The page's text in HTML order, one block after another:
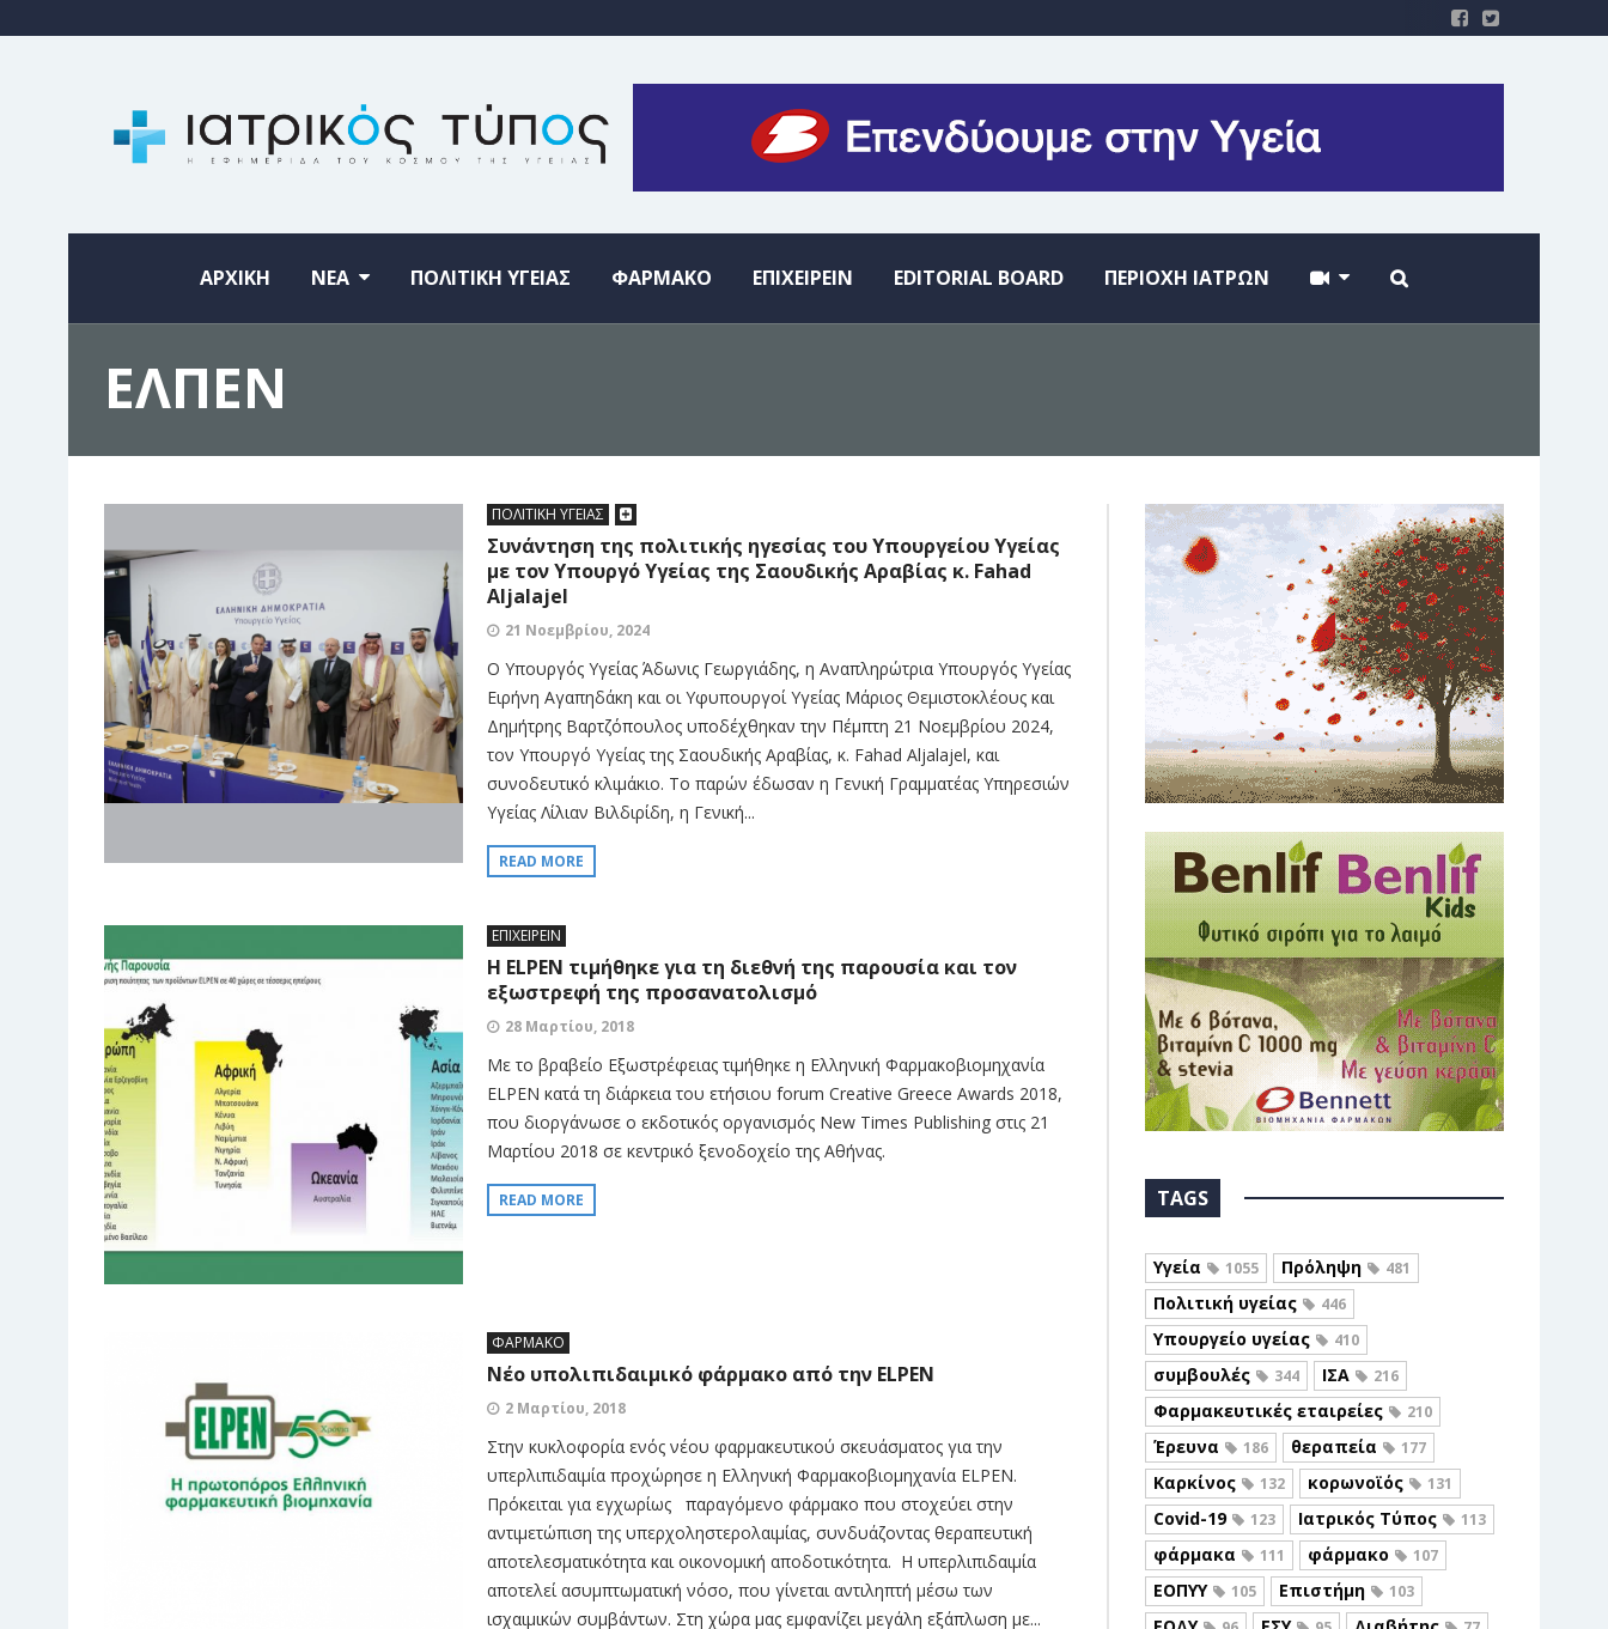
ΑΡΧΙΚΗ ΝΕΑ ΠΟΛΙΤΙΚΗ ΥΓΕΙΑΣ ΦΑΡΜΑΚΟ ΕΠΙΧΕΙΡΕΙΝ EDITORIAL BOARD ΠΕΡΙΟΧΗ ΙΑΤΡΩΝ
ΕΛΠΕΝ
ΠΟΛΙΤΙΚΗ ΥΓΕΙΑΣ
Συνάντηση της πολιτικής ηγεσίας του Υπουργείου Υγείας
με τον Υπουργό Υγείας της Σαουδικής Αραβίας κ. Fahad
Aljalajel
21 Νοεμβρίου, 2024
Ο Υπουργός Υγείας Άδωνις Γεωργιάδης, η Αναπληρώτρια Υπουργός Υγείας
Ειρήνη Αγαπηδάκη και οι Υφυπουργοί Υγείας Μάριος Θεμιστοκλέους και
Δημήτρης Βαρτζόπουλος υποδέχθηκαν την Πέμπτη 21 Νοεμβρίου 2024,
τον Υπουργό Υγείας της Σαουδικής Αραβίας, κ. Fahad Aljalajel, και
συνοδευτικό κλιμάκιο. Το παρών έδωσαν η Γενική Γραμματέας Υπηρεσιών
Υγείας Λίλιαν Βιλδιρίδη, η Γενική...
READ MORE
ΕΠΙΧΕΙΡΕΙΝ
Η ELPEN τιμήθηκε για τη διεθνή της παρουσία και τον
εξωστρεφή της προσανατολισμό
28 Μαρτίου, 2018
Με το βραβείο Εξωστρέφειας τιμήθηκε η Ελληνική Φαρμακοβιομηχανία
ELPEN κατά τη διάρκεια του ετήσιου forum Creative Greece Awards 2018,
που διοργάνωσε ο εκδοτικός οργανισμός New Times Publishing στις 21
Μαρτίου 2018 σε κεντρικό ξενοδοχείο της Αθήνας.
READ MORE
ΦΑΡΜΑΚΟ
Νέο υπολιπιδαιμικό φάρμακο από την ELPEN
2 Μαρτίου, 2018
Στην κυκλοφορία ενός νέου φαρμακευτικού σκευάσματος για την
υπερλιπιδαιμία προχώρησε η Ελληνική Φαρμακοβιομηχανία ELPEN.
Πρόκειται για εγχωρίως παραγόμενο φάρμακο που στοχεύει στην
αντιμετώπιση της υπερχοληστερολαιμίας, συνδυάζοντας θεραπευτική
αποτελεσματικότητα και οικονομική αποδοτικότητα. Η υπερλιπιδαιμία
αποτελεί ασυμπτωματική νόσο, που γίνεται αντιληπτή μέσω των
ισχαιμικών συμβάντων. Στη χώρα μας εμφανίζει μεγάλη εξάπλωση με...
TAGS
Υγεία 1055 Πρόληψη 481
Πολιτική υγείας 446
Υπουργείο υγείας 410
συμβουλές 344 ΙΣΑ 216
Φαρμακευτικές εταιρείες 210
Έρευνα 186 θεραπεία 177
Καρκίνος 132 κορωνοϊός 131
Covid-19 123 Ιατρικός Τύπος 113
φάρμακα 111 φάρμακο 107
ΕΟΠΥΥ 105 Επιστήμη 103